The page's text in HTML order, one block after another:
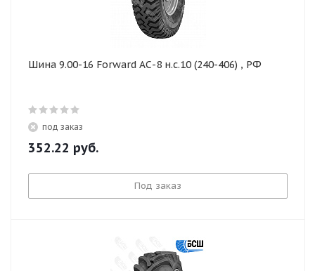
Шина 9.00-16 Forward АС-8 н.с.10 (240-406) , РФ
под заказ
352.22 руб.
Под заказ